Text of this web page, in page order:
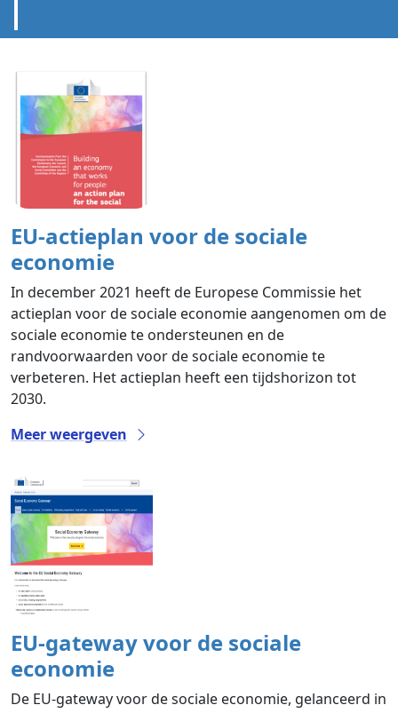
EU-actieplan voor de sociale
economie
In december 2021 heeft de Europese Commissie het
actieplan voor de sociale economie aangenomen om de
sociale economie te ondersteunen en de
randvoorwaarden voor de sociale economie te
verbeteren. Het actieplan heeft een tijdshorizon tot
2030.
Meer weergeven
EU-gateway voor de sociale
economie
De EU-gateway voor de sociale economie, gelanceerd in